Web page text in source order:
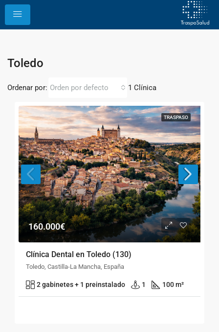
Toledo
1 Clínica
Ordenar por: Orden por defecto
TRASPASO
160.000€
Clínica Dental en Toledo (130)
Toledo, Castilla-La Mancha, España
2 gabinetes + 1 preinstalado 1 100 m²